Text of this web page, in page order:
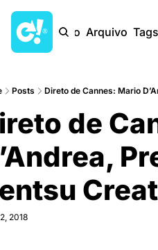
Início Arquivo Tags
Posts Direto de Cannes: Mario
de
2018